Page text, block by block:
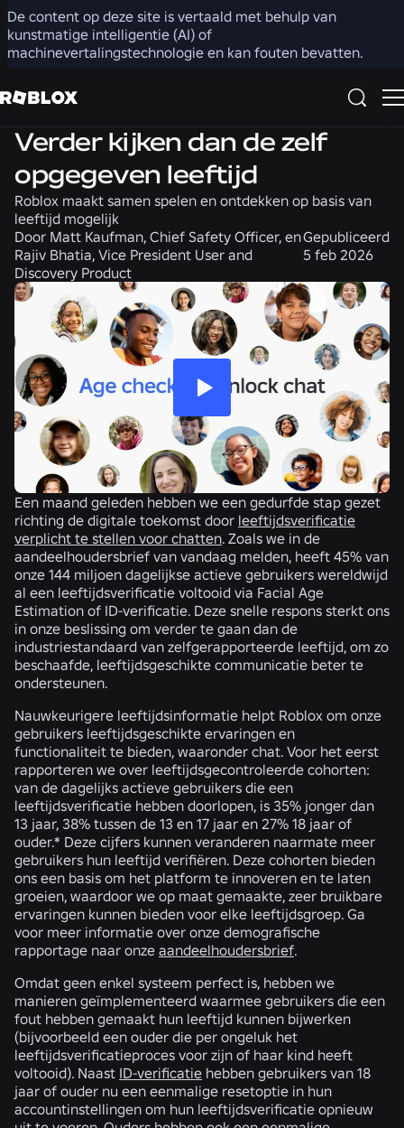
De content op deze site is vertaald met behulp van
kunstmatige intelligentie (AI) of
machinevertalingstechnologie en kan fouten bevatten.
Delen
Verder kijken dan de zelf
opgegeven leeftijd
Roblox maakt samen spelen en ontdekken op basis van
leeftijd mogelijk
Door Matt Kaufman, Chief Safety Officer, en
Rajiv Bhatia, Vice President User and
Discovery Product
Gepubliceerd
5 feb 2026
Een maand geleden hebben we een gedurfde stap gezet
richting de digitale toekomst door leeftijdsverificatie
verplicht te stellen voor chatten. Zoals we in de
aandeelhoudersbrief van vandaag melden, heeft 45% van
onze 144 miljoen dagelijkse actieve gebruikers wereldwijd
al een leeftijdsverificatie voltooid via Facial Age
Estimation of ID-verificatie. Deze snelle respons sterkt ons
in onze beslissing om verder te gaan dan de
industriestandaard van zelfgerapporteerde leeftijd, om zo
beschaafde, leeftijdsgeschikte communicatie beter te
ondersteunen.
Nauwkeurigere leeftijdsinformatie helpt Roblox om onze
gebruikers leeftijdsgeschikte ervaringen en
functionaliteit te bieden, waaronder chat. Voor het eerst
rapporteren we over leeftijdsgecontroleerde cohorten:
van de dagelijks actieve gebruikers die een
leeftijdsverificatie hebben doorlopen, is 35% jonger dan
13 jaar, 38% tussen de 13 en 17 jaar en 27% 18 jaar of
ouder.* Deze cijfers kunnen veranderen naarmate meer
gebruikers hun leeftijd verifiëren. Deze cohorten bieden
ons een basis om het platform te innoveren en te laten
groeien, waardoor we op maat gemaakte, zeer bruikbare
ervaringen kunnen bieden voor elke leeftijdsgroep. Ga
voor meer informatie over onze demografische
rapportage naar onze aandeelhoudersbrief.
Omdat geen enkel systeem perfect is, hebben we
manieren geïmplementeerd waarmee gebruikers die een
fout hebben gemaakt hun leeftijd kunnen bijwerken
(bijvoorbeeld een ouder die per ongeluk het
leeftijdsverificatieproces voor zijn of haar kind heeft
voltooid). Naast ID-verificatie hebben gebruikers van 18
jaar of ouder nu een eenmalige resetoptie in hun
accountinstellingen om hun leeftijdsverificatie opnieuw